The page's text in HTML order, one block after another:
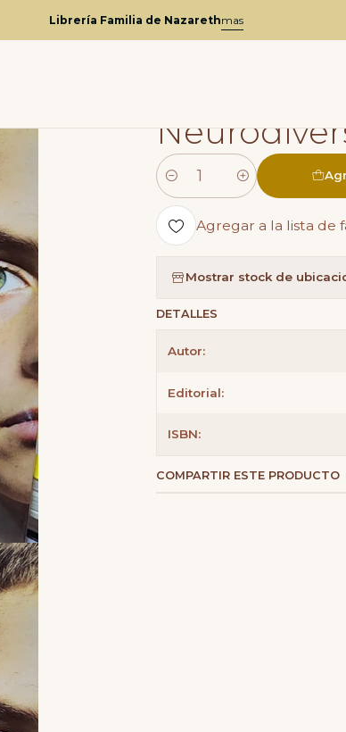
Librería Familia de Nazarethmas
Educacion y pedagogía Unico - Del Autismo A La
Cantidad
Agregar a la lista de
Mostrar stock de
DETALLES
Autor:
Editorial:
ISBN:
COMPARTIR ESTE PRODUCTO